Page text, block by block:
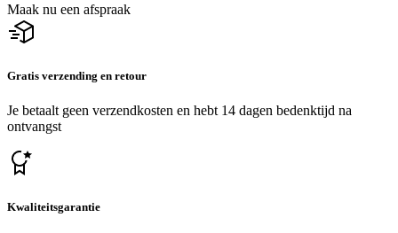
Maak nu een afspraak
Gratis verzending en retour
Je betaalt geen verzendkosten en hebt 14 dagen bedenktijd na
ontvangst
Kwaliteitsgarantie